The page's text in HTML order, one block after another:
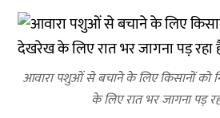
आवारा पशुओं से बचाने के लिए किसानों को
के लिए रात भर जागना पड़